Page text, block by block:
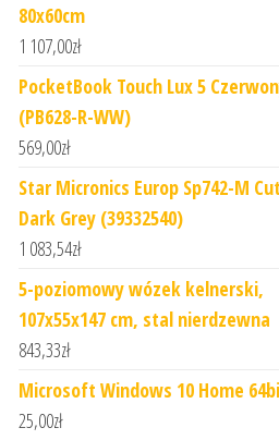
80x60cm
1 107,00zł
PocketBook Touch Lux 5
(PB628-R-WW)
569,00zł
Star Micronics Europ Sp742-M
Dark Grey (39332540)
1 083,54zł
5-poziomowy wózek kelnerski,
107x55x147 cm, stal nierdzewna
843,33zł
Microsoft Windows 10 Home
25,00zł